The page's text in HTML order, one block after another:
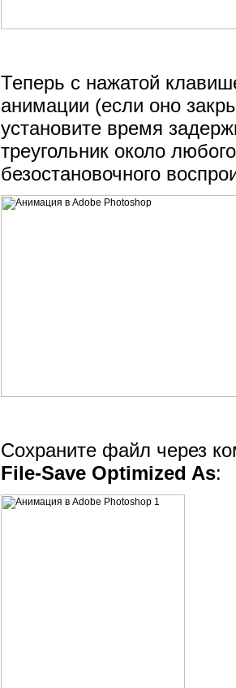
Теперь с нажатой
анимации (если оно
установите время
треугольник около
безостановочного
Сохраните файл через
File-Save Optimized As: